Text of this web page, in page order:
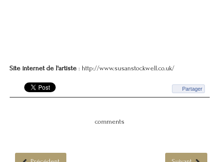
Site internet de l'artiste : http://www.susanstockwell.co.uk/
Partager
comments